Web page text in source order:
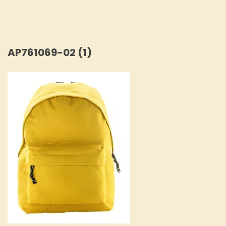
AP761069-02 (1)